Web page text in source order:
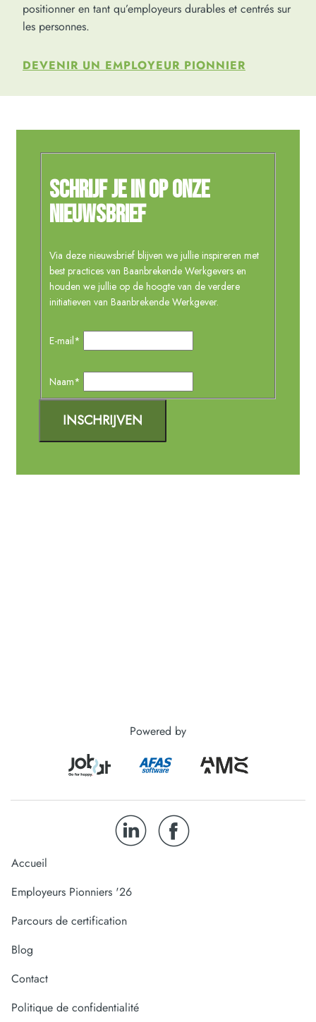
positionner en tant qu’employeurs durables et centrés sur
les personnes.
DEVENIR UN EMPLOYEUR PIONNIER
Powered by
Accueil
Employeurs Pionniers '26
Parcours de certification
Blog
Contact
Politique de confidentialité